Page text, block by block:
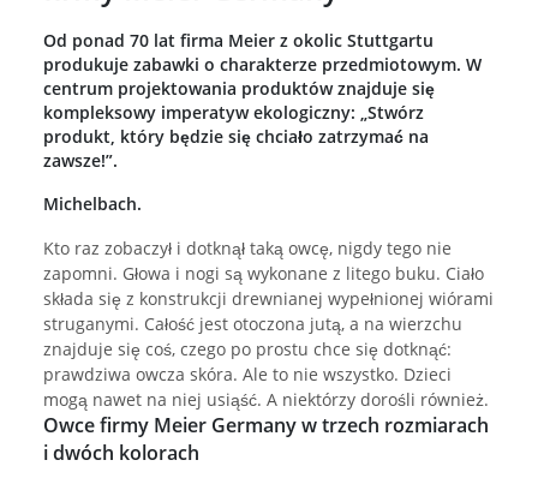
Od ponad 70 lat firma Meier z okolic Stuttgartu
produkuje zabawki o charakterze przedmiotowym. W
centrum projektowania produktów znajduje się
kompleksowy imperatyw ekologiczny: „Stwórz
produkt, który będzie się chciało zatrzymać na
zawsze!”.
Michelbach.
Kto raz zobaczył i dotknął taką owcę, nigdy tego nie
zapomni. Głowa i nogi są wykonane z litego buku. Ciało
składa się z konstrukcji drewnianej wypełnionej wiórami
struganymi. Całość jest otoczona jutą, a na wierzchu
znajduje się coś, czego po prostu chce się dotknąć:
prawdziwa owcza skóra. Ale to nie wszystko. Dzieci
mogą nawet na niej usiąść. A niektórzy dorośli również.
Owce firmy Meier Germany w trzech rozmiarach
i dwóch kolorach